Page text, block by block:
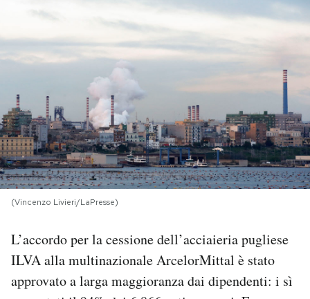
PODCAST
NEWSLETTER
I MIEI PREFERITI
SHOP
(Vincenzo Livieri/LaPresse)
L’accordo per la cessione dell’acciaieria pugliese
ILVA alla multinazionale ArcelorMittal è stato
approvato a larga maggioranza dai dipendenti: i sì